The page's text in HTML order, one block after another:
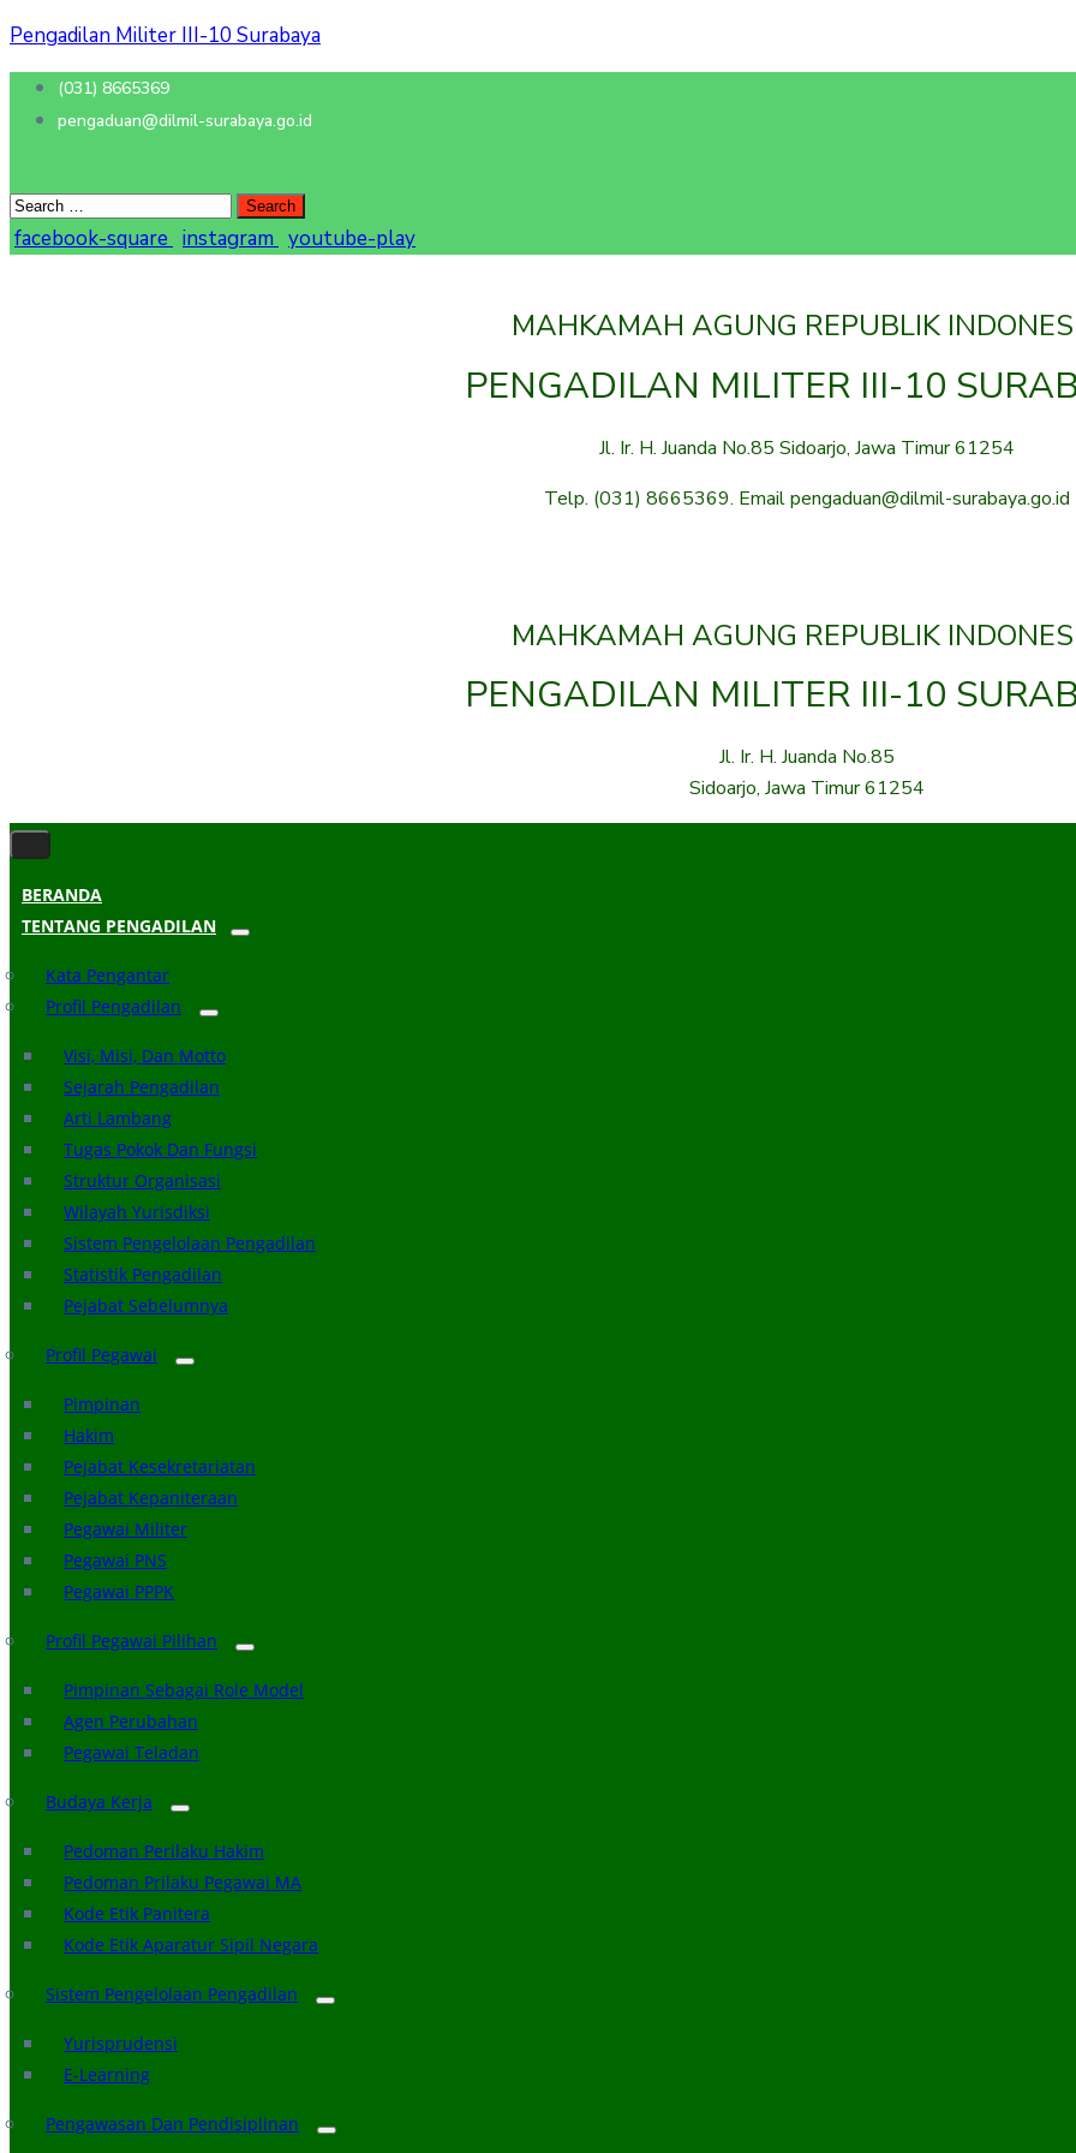
Pengadilan Militer III-10 Surabaya
(031) 8665369
pengaduan@dilmil-surabaya.go.id
facebook-square instagram youtube-play
MAHKAMAH AGUNG REPUBLIK
PENGADILAN MILITER III-10
Jl. Ir. H. Juanda No.85 Sidoarjo, Jawa Timur 61254
Telp. (031) 8665369. Email pengaduan@dilmil-surabaya.go.id
MAHKAMAH AGUNG REPUBLIK
PENGADILAN MILITER III-10
Jl. Ir. H. Juanda No.85
Sidoarjo, Jawa Timur 61254
BERANDA
TENTANG PENGADILAN
Kata Pengantar
Profil Pengadilan
Visi, Misi, Dan Motto
Sejarah Pengadilan
Arti Lambang
Tugas Pokok Dan Fungsi
Struktur Organisasi
Wilayah Yurisdiksi
Sistem Pengelolaan Pengadilan
Statistik Pengadilan
Pejabat Sebelumnya
Profil Pegawai
Pimpinan
Hakim
Pejabat Kesekretariatan
Pejabat Kepaniteraan
Pegawai Militer
Pegawai PNS
Pegawai PPPK
Profil Pegawai Pilihan
Pimpinan Sebagai Role Model
Agen Perubahan
Pegawai Teladan
Budaya Kerja
Pedoman Perilaku Hakim
Pedoman Prilaku Pegawai MA
Kode Etik Panitera
Kode Etik Aparatur Sipil Negara
Sistem Pengelolaan Pengadilan
Yurisprudensi
E-Learning
Pengawasan Dan Pendisiplinan